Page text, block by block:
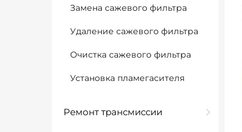
Замена сажевого фильтра
Удаление сажевого фильтра
Очистка сажевого фильтра
Установка пламегасителя
Ремонт трансмиссии